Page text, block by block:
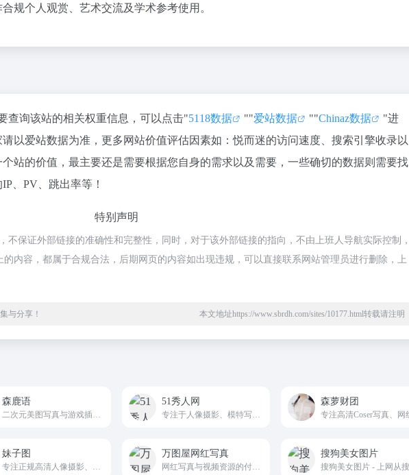
规个人观赏、艺术交流及学术参考使用。
查询该站的相关权重信息，可以点击"5118数据 ""爱站数据 ""Chinaz数据
"进
以爱站数据为准，更多网站价值评估因素如：悦而迷的访问速度、搜索引擎收录以
站的价值，最主要还是需要根据您自身的需求以及需要，一些确切的数据则需要找
、PV、跳出率等！
特别声明
不保证外部链接的准确性和完整性，同时，对于该外部链接的指向，不由上班人导航实际控制，
的内容，都属于合规合法，后期网页的内容如出现违规，可以直接联系网站管理员进行删除，上
与分享！ 本文地址https://www.sbrdh.com/sites/10177.html转载请注明
森鹿语
二次元美图写真与游戏插画资源为核心的网络资源分享网站
51秀人网
专注于人像摄影、模特写真、唯美人像艺术展示与分享的综合影像平台
森萝财团
妹子图 万图屋网红写真
网红写真与视频资源的付费分享平台
搜狗美女图片